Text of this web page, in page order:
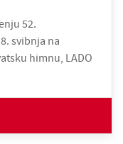
52.
svibnja na
himnu, LADO